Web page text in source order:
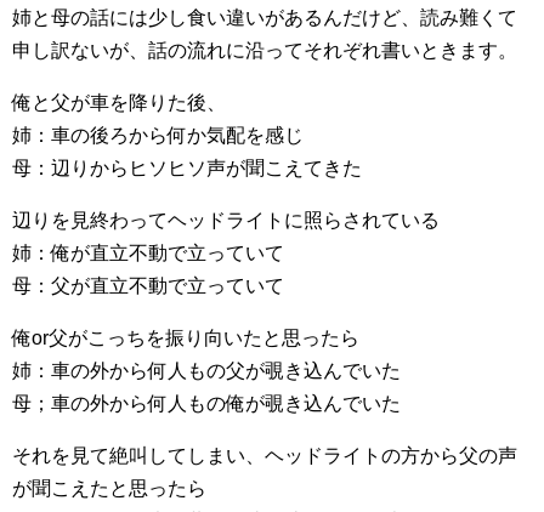
姉と母の話には少し食い違いがあるんだけど、読み難くて
申し訳ないが、話の流れに沿ってそれぞれ書いときます。
俺と父が車を降りた後、
姉：車の後ろから何か気配を感じ
母：辺りからヒソヒソ声が聞こえてきた
辺りを見終わってヘッドライトに照らされている
姉：俺が直立不動で立っていて
母：父が直立不動で立っていて
俺or父がこっちを振り向いたと思ったら
姉：車の外から何人もの父が覗き込んでいた
母；車の外から何人もの俺が覗き込んでいた
それを見て絶叫してしまい、ヘッドライトの方から父の声
が聞こえたと思ったら